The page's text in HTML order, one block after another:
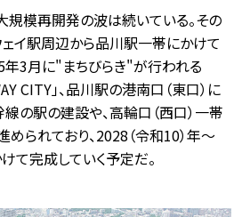
規模再開発の波は続いている。その
イ駅周辺から品川駅一帯にかけて
年3月に"まちびらき"が行われる
CITY」、品川駅の港南口（東口）に
の駅の建設や、高輪口（西口）一帯
られており、2028（令和10）年〜
て完成していく予定だ。